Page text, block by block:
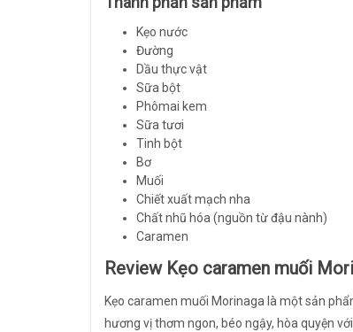
Kẹo nước
Đường
Dầu thực vật
Sữa bột
Phômai kem
Sữa tươi
Tinh bột
Bơ
Muối
Chiết xuất mạch nha
Chất nhũ hóa (nguồn từ đậu nành)
Caramen
Review Kẹo caramen muối
Kẹo caramen muối Morinaga là một sản
hương vị thơm ngon, béo ngậy, hòa quyện